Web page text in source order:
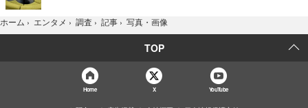
ホーム › エンタメ › 調査 › 記事 › 写真・画像
TOP
Home X YouTube